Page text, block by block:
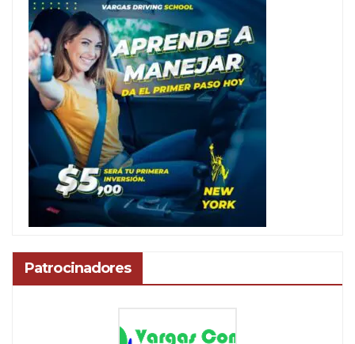
Patrocinadores